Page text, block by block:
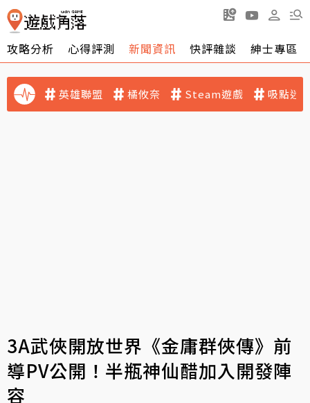
攻略分析 心得評測 新聞資訊 快評雜談 紳士專區
英雄聯盟 橘攸奈 Steam遊戲 吸點迷
3A武俠開放世界《金庸群俠傳》前
導PV公開！半瓶神仙醋加入開發陣
容